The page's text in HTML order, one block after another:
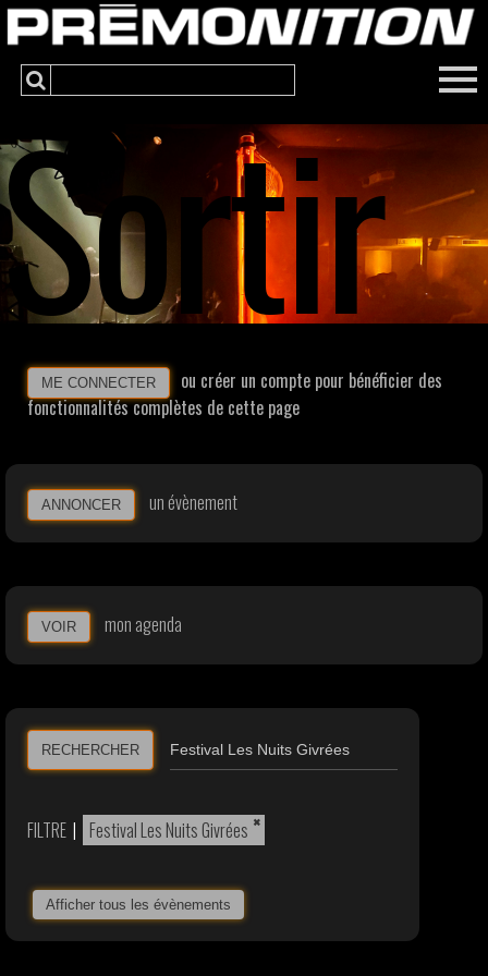
Sortir
ME CONNECTER
ou créer un compte pour bénéficier des
fonctionnalités complètes de cette page
ANNONCER un évènement
VOIR mon agenda
RECHERCHER
FILTRE | ×
Festival Les Nuits Givrées
Afficher tous les évènements